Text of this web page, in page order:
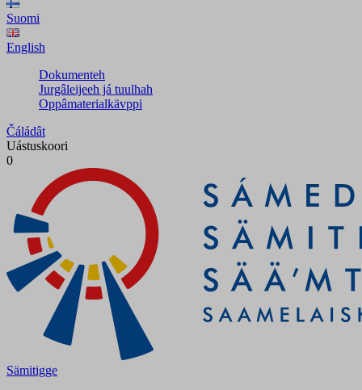
Suomi
English
Dokumenteh
Jurgâleijeeh já tuulhah
Oppâmaterialkävppi
Čáládât
Uástuskoori
0
Sämitigge